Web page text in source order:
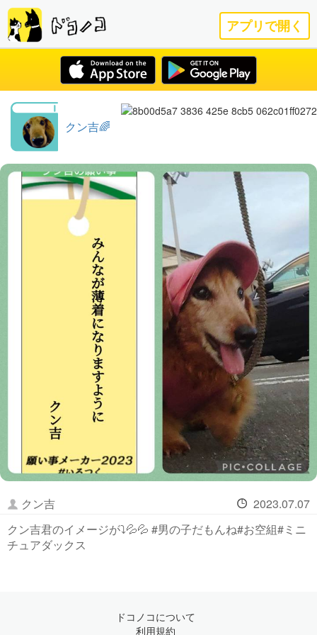
アプリで開く
クン吉🌈
クン吉
2023.07.07
クン吉君のイメージが⤵️💦💦 #男の子だもんね#お空組#ミニ
チュアダックス
ドコノコについて
利用規約